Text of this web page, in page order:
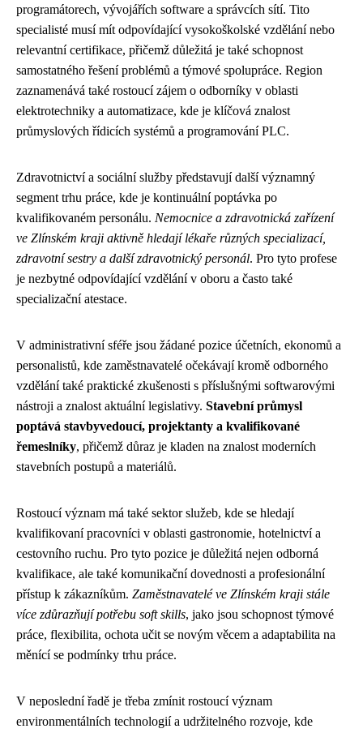
programátorech, vývojářích software a správcích sítí. Tito
specialisté musí mít odpovídající vysokoškolské vzdělání nebo
relevantní certifikace, přičemž důležitá je také schopnost
samostatného řešení problémů a týmové spolupráce. Region
zaznamenává také rostoucí zájem o odborníky v oblasti
elektrotechniky a automatizace, kde je klíčová znalost
průmyslových řídicích systémů a programování PLC.
Zdravotnictví a sociální služby představují další významný
segment trhu práce, kde je kontinuální poptávka po
kvalifikovaném personálu. Nemocnice a zdravotnická zařízení
ve Zlínském kraji aktivně hledají lékaře různých specializací,
zdravotní sestry a další zdravotnický personál. Pro tyto profese
je nezbytné odpovídající vzdělání v oboru a často také
specializační atestace.
V administrativní sféře jsou žádané pozice účetních, ekonomů a
personalistů, kde zaměstnavatelé očekávají kromě odborného
vzdělání také praktické zkušenosti s příslušnými softwarovými
nástroji a znalost aktuální legislativy. Stavební průmysl
poptává stavbyvedoucí, projektanty a kvalifikované
řemeslníky, přičemž důraz je kladen na znalost moderních
stavebních postupů a materiálů.
Rostoucí význam má také sektor služeb, kde se hledají
kvalifikovaní pracovníci v oblasti gastronomie, hotelnictví a
cestovního ruchu. Pro tyto pozice je důležitá nejen odborná
kvalifikace, ale také komunikační dovednosti a profesionální
přístup k zákazníkům. Zaměstnavatelé ve Zlínském kraji stále
více zdůrazňují potřebu soft skills, jako jsou schopnost týmové
práce, flexibilita, ochota učit se novým věcem a adaptabilita na
měnící se podmínky trhu práce.
V neposlední řadě je třeba zmínit rostoucí význam
environmentálních technologií a udržitelného rozvoje, kde